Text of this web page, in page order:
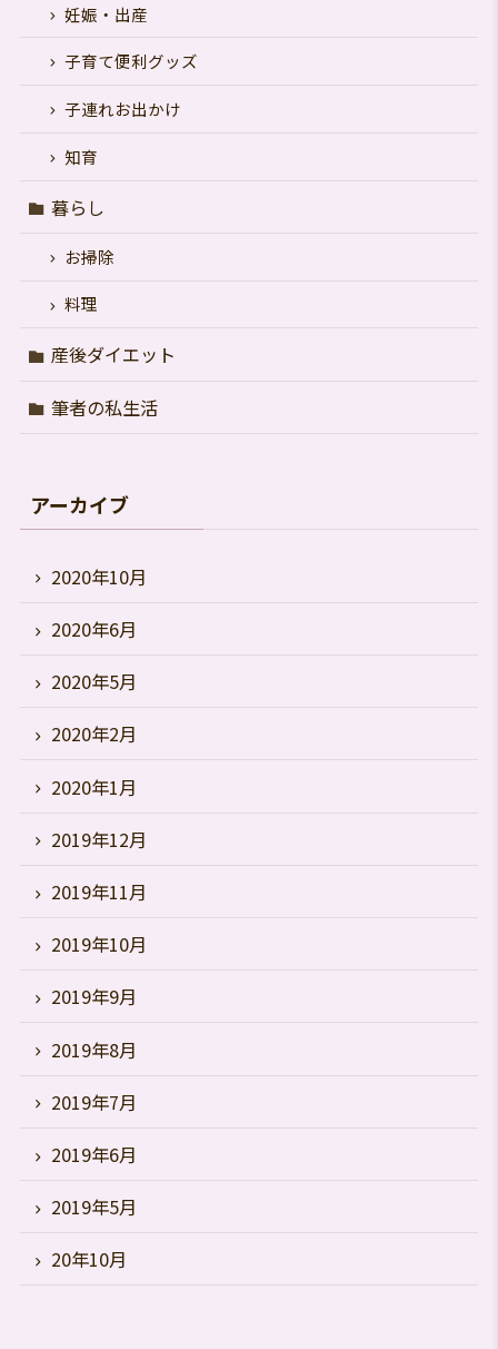
妊娠・出産
子育て便利グッズ
子連れお出かけ
知育
暮らし
お掃除
料理
産後ダイエット
筆者の私生活
アーカイブ
2020年10月
2020年6月
2020年5月
2020年2月
2020年1月
2019年12月
2019年11月
2019年10月
2019年9月
2019年8月
2019年7月
2019年6月
2019年5月
20年10月